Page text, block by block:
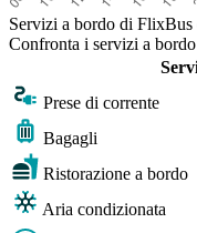
Servizi a bordo di FlixBus
Confronta i servizi a
Prese di corrente
Bagagli
Ristorazione a bordo
Aria condizionata